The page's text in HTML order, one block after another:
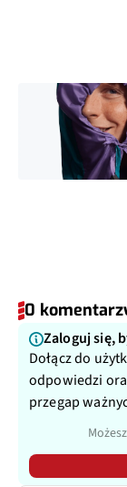
0
Zaloguj się,
Dołącz do
odpowiedzi
przegap